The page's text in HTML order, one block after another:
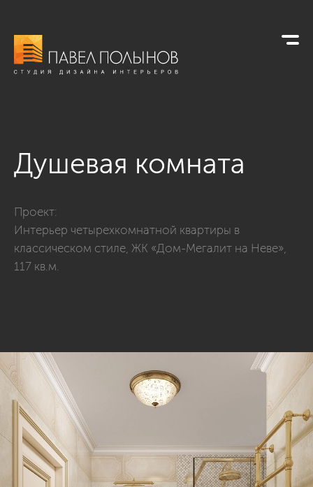
Душевая комната
Проект:
Интерьер четырехкомнатной квартиры в
классическом стиле, ЖК «Дом-Мегалит на Неве»,
117 кв.м.